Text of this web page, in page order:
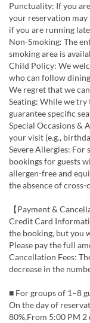
Punctuality: If you
your reservation may
if you are running
Non-Smoking: The
smoking area is
Child Policy: We
who can follow
We regret that we
Seating: While we try
guarantee specific
Special Occasions &
your visit (e.g.,
Severe Allergies: For
bookings for guests
allergen-free and
the absence of
【Payment &
Credit Card
the booking, but you
Please pay the full
Cancellation Fees:
decrease in the
■ For groups of 1–8
On the day of
80%,From 5:00 PM 2